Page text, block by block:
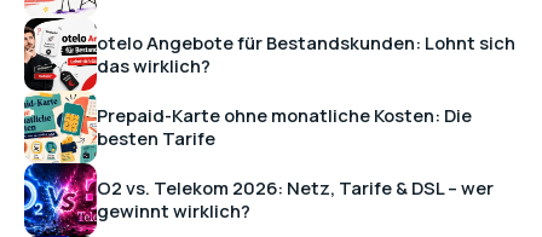
otelo Angebote für Bestandskunden: Lohnt sich
das wirklich?
Prepaid-Karte ohne monatliche Kosten: Die
besten Tarife
O2 vs. Telekom 2026: Netz, Tarife & DSL – wer
gewinnt wirklich?